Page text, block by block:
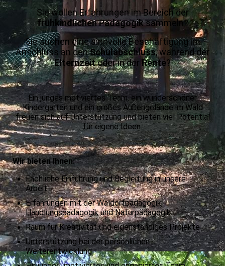
Sie wollen Erfahrungen im Bereich der
frühkindlichen Pädagogiksammeln?
Sie suchen eine sinnvolle Beschäftigung im
Anschluss an denSchulabschluss, während der
Elternzeitoder in derRente?
Ein junges motiviertes Team, ein wunderschöner
Kindergarten und ein großes Außengelände im Wald
freuen sich auf Unterstützung und bieten viel Potential
für eigene Ideen.
Wir bieten Ihnen:
Fachliche Einführung und Begleitung in unsere
Arbeit
Erfahrungen mit der Waldorfpädagogik,
Handlungspädagogik und Naturpädagogik
Raum für Kreativität und eigenständiges Projekte
Unterstützung bei der persönlichen
Weiterentwicklung